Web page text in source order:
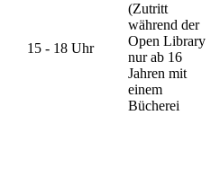
15 - 18 Uhr
(Zutritt
während der
Open Library
nur ab 16
Jahren mit
einem
Bücherei